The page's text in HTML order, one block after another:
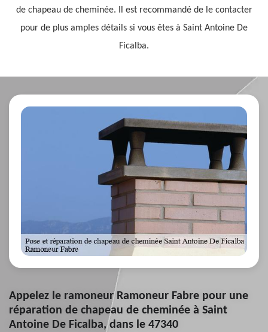
de chapeau de cheminée. Il est recommandé de le contacter
pour de plus amples détails si vous êtes à Saint Antoine De
Ficalba.
Appelez le ramoneur Ramoneur Fabre pour une
réparation de chapeau de cheminée à Saint
Antoine De Ficalba, dans le 47340